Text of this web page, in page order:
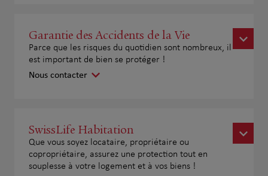
Garantie des Accidents de la Vie
Parce que les risques du quotidien sont nombreux, il
est important de bien se protéger !
Nous contacter
SwissLife Habitation
Que vous soyez locataire, propriétaire ou
copropriétaire, assurez une protection tout en
souplesse à votre logement et à vos biens !